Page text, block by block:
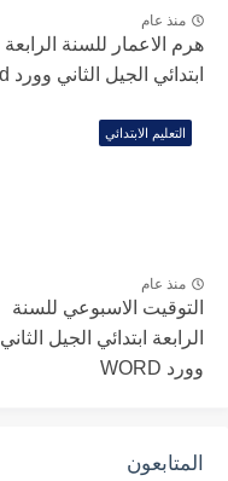
منذ عام
هرم الاعمار للسنة الرابعة
ابتدائي الجيل الثاني وورد word
التعليم الابتدائي
منذ عام
التوقيت الاسبوعي للسنة
الرابعة ابتدائي الجيل الثاني
وورد WORD
المتابعون